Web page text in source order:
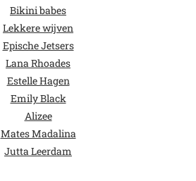
Bikini babes
Lekkere wijven
Epische Jetsers
Lana Rhoades
Estelle Hagen
Emily Black
Alizee
Mates Madalina
Jutta Leerdam